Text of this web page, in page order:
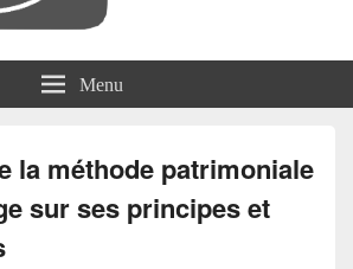
Menu
la méthode patrimoniale
sur ses principes et